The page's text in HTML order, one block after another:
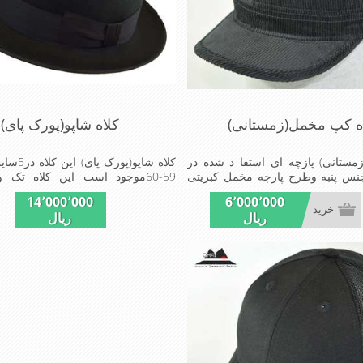
کپ مخمل(زمستانی)
پازچه ای استفا د شده در
پنبه وطرح پارچه مخمل کبریتی
مناسب افراد خوش پوش جنس
مناسب , سبکی, خوش فرمی از
این کلاه می باشند
6٬000٬000
ریال
خرید
کلاه شاپو(پورک پای)
59-60موجود است این کلاه تک
14٬000٬000
ریال